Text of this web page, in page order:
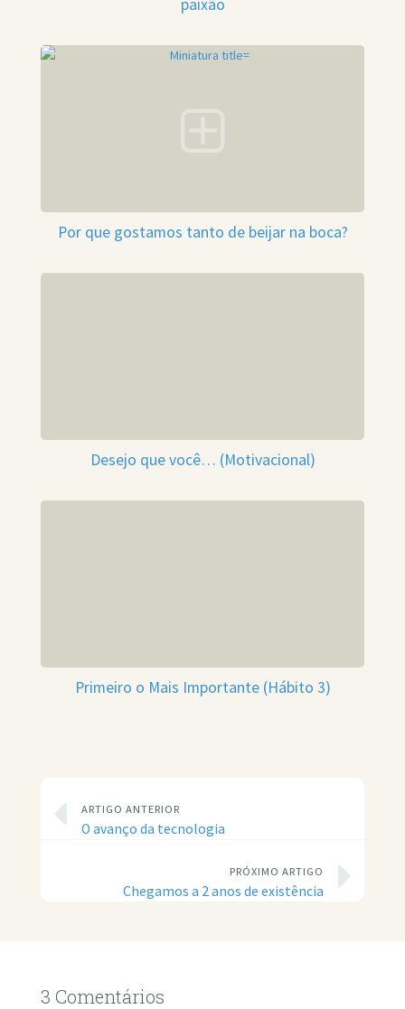
paixão
Por que gostamos tanto de beijar na boca?
Desejo que você… (Motivacional)
Primeiro o Mais Importante (Hábito 3)
ARTIGO ANTERIOR
O avanço da tecnologia
PRÓXIMO ARTIGO
Chegamos a 2 anos de existência
3 Comentários